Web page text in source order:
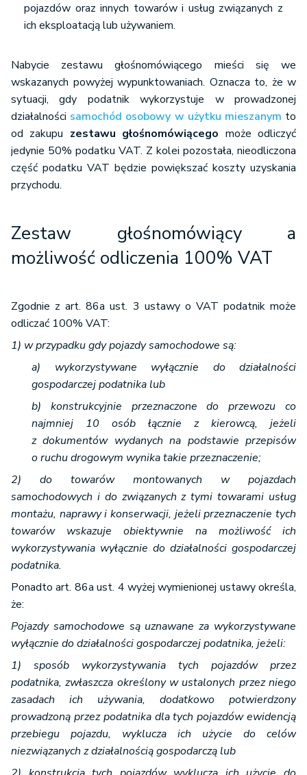
pojazdów oraz innych towarów i usług związanych z
ich eksploatacją lub używaniem.
Nabycie zestawu głośnomówiącego mieści się we
wskazanych powyżej wypunktowaniach. Oznacza to, że w
sytuacji, gdy podatnik wykorzystuje w prowadzonej
działalności samochód osobowy w użytku mieszanym to
od zakupu zestawu głośnomówiącego może odliczyć
jedynie 50% podatku VAT. Z kolei pozostała, nieodliczona
część podatku VAT będzie powiększać koszty uzyskania
przychodu.
Zestaw głośnomówiący a
możliwość odliczenia 100% VAT
Zgodnie z art. 86a ust. 3 ustawy o VAT podatnik może
odliczać 100% VAT:
1) w przypadku gdy pojazdy samochodowe są:
a) wykorzystywane wyłącznie do działalności
gospodarczej podatnika lub
b) konstrukcyjnie przeznaczone do przewozu co
najmniej 10 osób łącznie z kierowcą, jeżeli
z dokumentów wydanych na podstawie przepisów
o ruchu drogowym wynika takie przeznaczenie;
2) do towarów montowanych w pojazdach
samochodowych i do związanych z tymi towarami usług
montażu, naprawy i konserwacji, jeżeli przeznaczenie tych
towarów wskazuje obiektywnie na możliwość ich
wykorzystywania wyłącznie do działalności gospodarczej
podatnika.
Ponadto art. 86a ust. 4 wyżej wymienionej ustawy określa,
że:
Pojazdy samochodowe są uznawane za wykorzystywane
wyłącznie do działalności gospodarczej podatnika, jeżeli:
1) sposób wykorzystywania tych pojazdów przez
podatnika, zwłaszcza określony w ustalonych przez niego
zasadach ich używania, dodatkowo potwierdzony
prowadzoną przez podatnika dla tych pojazdów ewidencją
przebiegu pojazdu, wyklucza ich użycie do celów
niezwiązanych z działalnością gospodarczą lub